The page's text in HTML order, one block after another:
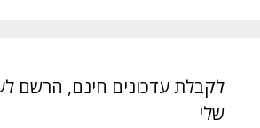
לקבלת עדכונים חינם, הרשם
שלי